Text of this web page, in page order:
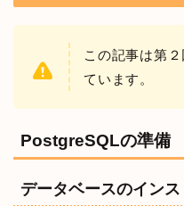
この記事は第
ています。
PostgreSQLの準備
データベースのイン